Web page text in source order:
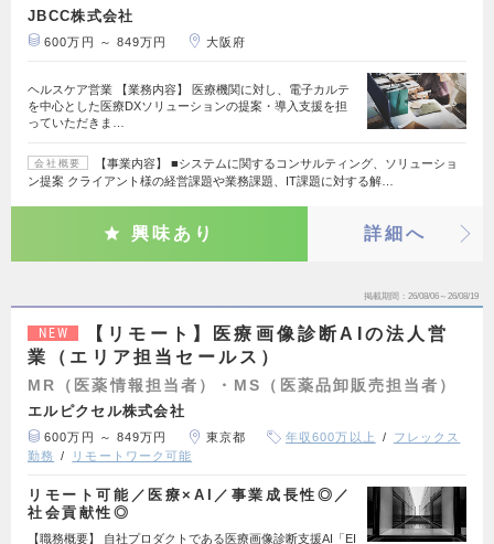
JBCC株式会社
600万円 ～ 849万円 大阪府
ヘルスケア営業 【業務内容】 医療機関に対し、電子カルテ
を中心とした医療DXソリューションの提案・導入支援を担
っていただきま…
会社概要
【事業内容】 ■システムに関するコンサルティング、ソリューショ
ン提案 クライアント様の経営課題や業務課題、IT課題に対する解…
興味あり 詳細へ
掲載期間 26/08/06～26/08/19
NEW
【リモート】医療画像診断AIの法人営
業（エリア担当セールス）
MR（医薬情報担当者）・MS（医薬品卸販売担当者）
エルピクセル株式会社
600万円 ～ 849万円 東京都 年収600万以上
フレックス
勤務
リモートワーク可能
リモート可能／医療×AI／事業成長性◎／
社会貢献性◎
【職務概要】 自社プロダクトである医療画像診断支援AI「EI